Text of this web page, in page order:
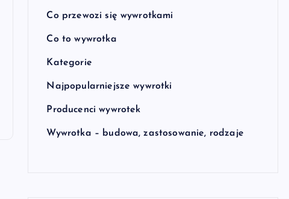
Co przewozi się wywrotkami
Co to wywrotka
Kategorie
Najpopularniejsze wywrotki
Producenci wywrotek
Wywrotka – budowa, zastosowanie, rodzaje